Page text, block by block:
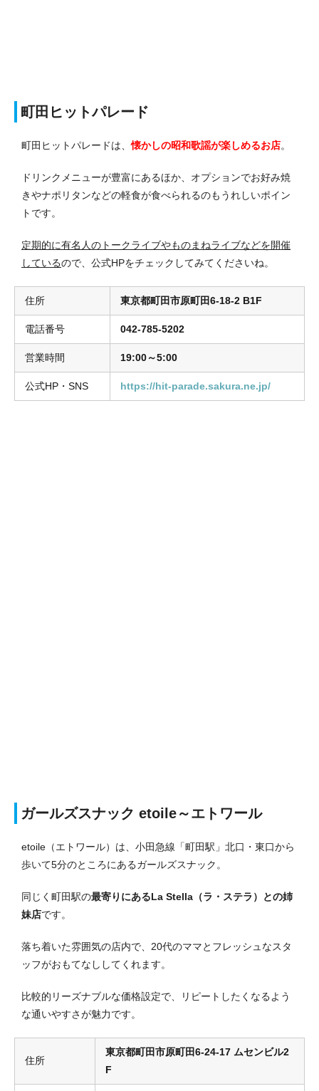
町田ヒットパレード
町田ヒットパレードは、懐かしの昭和歌謡が楽しめるお店。
ドリンクメニューが豊富にあるほか、オプションでお好み焼
きやナポリタンなどの軽食が食べられるのもうれしいポイン
トです。
定期的に有名人のトークライブやものまねライブなどを開催
しているので、公式HPをチェックしてみてくださいね。
住所 東京都町田市原町田6-18-2 B1F
電話番号 042-785-5202
営業時間 19:00～5:00
公式HP・SNS https://hit-parade.sakura.ne.jp/
ガールズスナック etoile～エトワール
etoile（エトワール）は、小田急線「町田駅」北口・東口から
歩いて5分のところにあるガールズスナック。
同じく町田駅の最寄りにあるLa Stella（ラ・ステラ）との姉
妹店です。
落ち着いた雰囲気の店内で、20代のママとフレッシュなスタ
ッフがおもてなししてくれます。
比較的リーズナブルな価格設定で、リピートしたくなるよう
な通いやすさが魅力です。
住所
東京都町田市原町田6-24-17 ムセンビル2
F